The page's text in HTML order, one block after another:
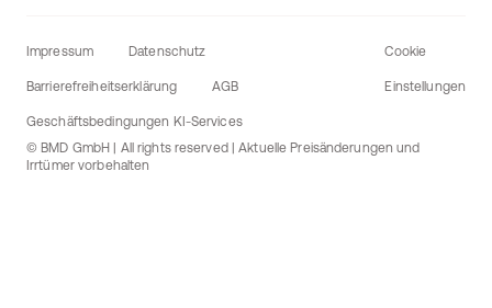
Impressum Datenschutz
Barrierefreiheitserklärung AGB
Geschäftsbedingungen KI-Services
Cookie
Einstellungen
© BMD GmbH | All rights reserved | Aktuelle Preisänderungen und
Irrtümer vorbehalten